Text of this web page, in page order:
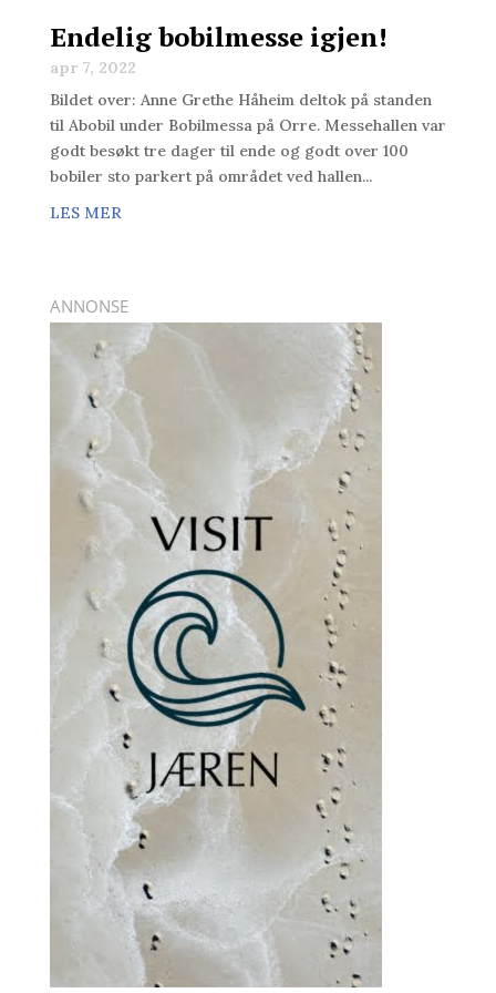
Endelig bobilmesse igjen!
apr 7, 2022
Bildet over: Anne Grethe Håheim deltok på standen
til Abobil under Bobilmessa på Orre. Messehallen var
godt besøkt tre dager til ende og godt over 100
bobiler sto parkert på området ved hallen...
LES MER